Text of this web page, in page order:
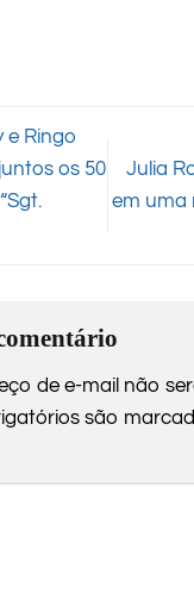
e Ringo
os 50
Julia
em uma
de e-mail não
são